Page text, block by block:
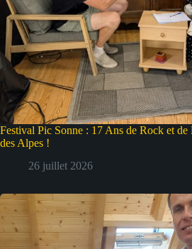
Festival Pic Sonne : 17 Ans de Rock et
des Alpes !
26 juillet 2026